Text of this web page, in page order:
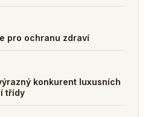
pro ochranu zdraví
konkurent luxusních
třídy